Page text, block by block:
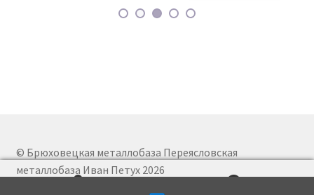
© Брюховецкая металлобаза Переясловская
металлобаза Иван Петух 2026